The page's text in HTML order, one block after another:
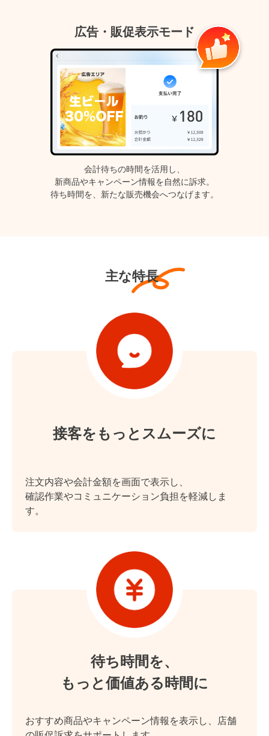
広告・販促表示モード
会計待ちの時間を活用し、
新商品やキャンペーン情報を自然に訴求。
待ち時間を、新たな販売機会へつなげます。
主な特長
接客をもっとスムーズに
注文内容や会計金額を画面で表示し、
確認作業やコミュニケーション負担を軽減しま
す。
待ち時間を、
もっと価値ある時間に
おすすめ商品やキャンペーン情報を表示し、店舗